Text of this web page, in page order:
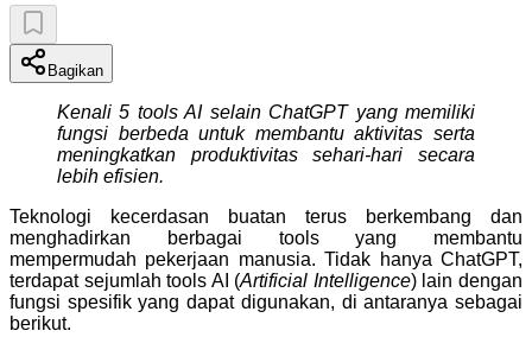
Bagikan
Kenali 5 tools AI selain ChatGPT yang memiliki
fungsi berbeda untuk membantu aktivitas serta
meningkatkan produktivitas sehari-hari secara
lebih efisien.
Teknologi kecerdasan buatan terus berkembang dan
menghadirkan berbagai tools yang membantu
mempermudah pekerjaan manusia. Tidak hanya ChatGPT,
terdapat sejumlah tools AI (Artificial Intelligence) lain dengan
fungsi spesifik yang dapat digunakan, di antaranya sebagai
berikut.